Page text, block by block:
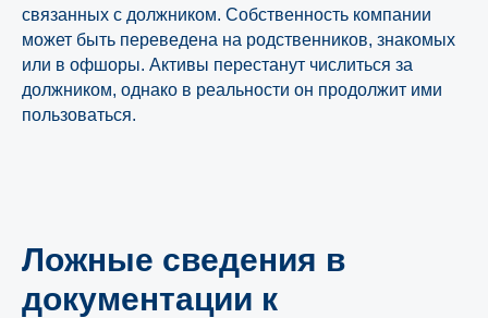
связанных с должником. Собственность компании
может быть переведена на родственников, знакомых
или в офшоры. Активы перестанут числиться за
должником, однако в реальности он продолжит ими
пользоваться.
Ложные сведения в
документации к